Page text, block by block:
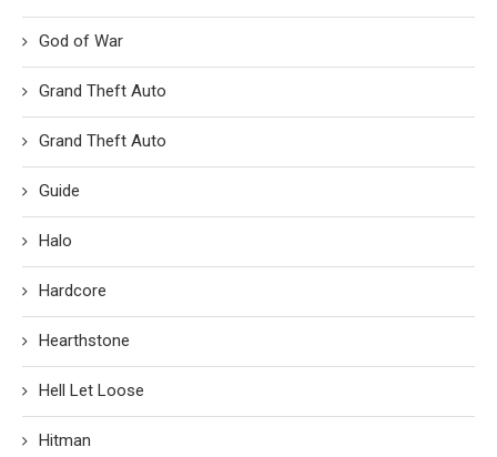
God of War
Grand Theft Auto
Grand Theft Auto
Guide
Halo
Hardcore
Hearthstone
Hell Let Loose
Hitman